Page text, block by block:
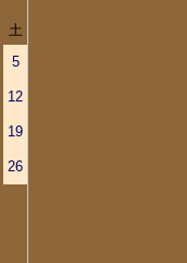
土
5
12
19
26